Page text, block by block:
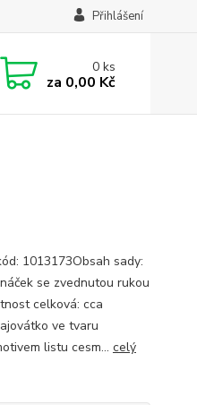
Přihlášení
0ks
za 0,00 Kč
1013173Obsah sady:
se zvednutou rukou
celková: cca
ve tvaru
listu cesm... celý